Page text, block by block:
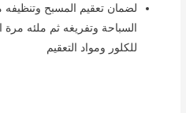
لضمان تعقيم المسبح
السباحة وتفريغه ثم ملئه
للكلور ومواد التعقيم